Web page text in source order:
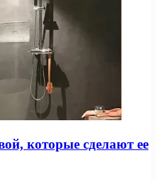
которые сделают ее